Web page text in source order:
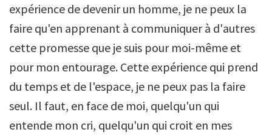
expérience de devenir un homme, je ne peux la
faire qu'en apprenant à communiquer à d'autres
cette promesse que je suis pour moi-même et
pour mon entourage. Cette expérience qui prend
du temps et de l'espace, je ne peux pas la faire
seul. Il faut, en face de moi, quelqu'un qui
entende mon cri, quelqu'un qui croit en mes